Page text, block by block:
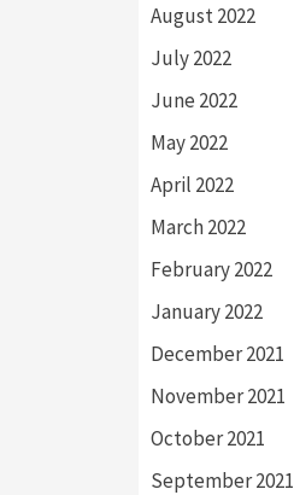
August 2022
July 2022
June 2022
May 2022
April 2022
March 2022
February 2022
January 2022
December 2021
November 2021
October 2021
September 2021